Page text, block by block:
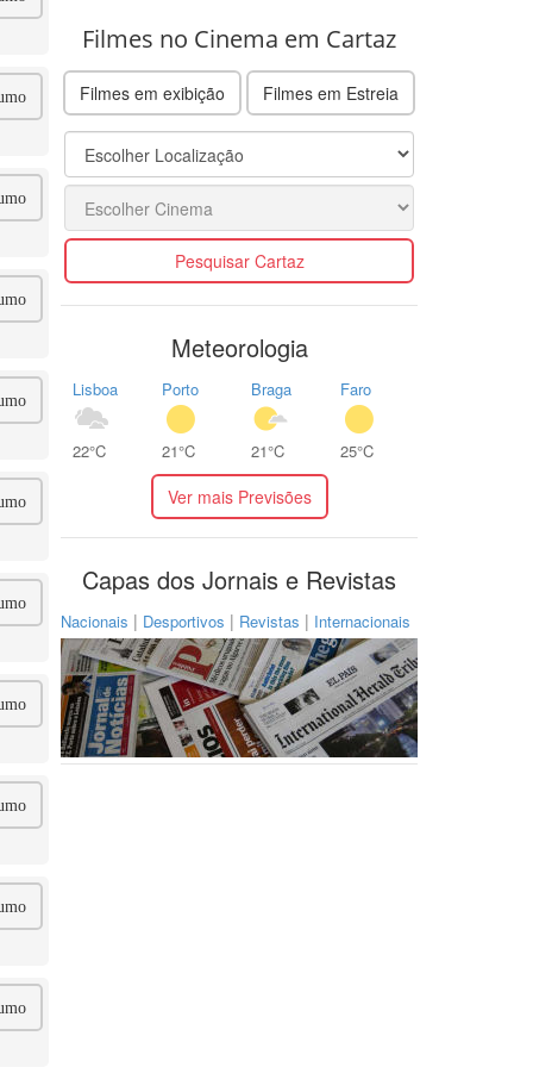
Filmes no Cinema em Cartaz
Filmes em exibição Filmes em Estreia
Pesquisar Cartaz
Meteorologia
Lisboa
22°C
Porto
21°C
Braga
21°C
Faro
25°C
Ver mais Previsões
Capas dos Jornais e Revistas
Nacionais | Desportivos | Revistas | Internacionais